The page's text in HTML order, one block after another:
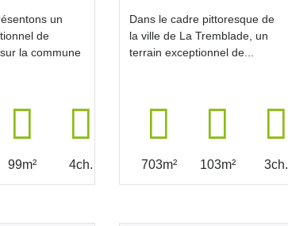
un
de
la commune
99m² 4ch.
Dans le cadre pittoresque de
la ville de La Tremblade, un
terrain exceptionnel de...
703m² 103m² 3ch.